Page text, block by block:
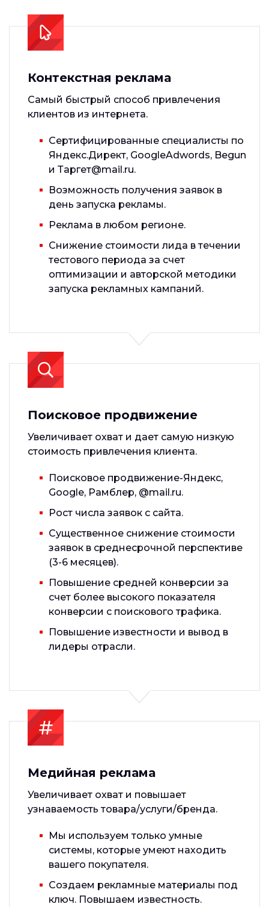
Контекстная реклама
Самый быстрый способ привлечения
клиентов из интернета.
Сертифицированные специалисты по
Яндекс.Директ, GoogleAdwords, Begun
и Таргет@mail.ru.
Возможность получения заявок в
день запуска рекламы.
Реклама в любом регионе.
Снижение стоимости лида в течении
тестового периода за счет
оптимизации и авторской методики
запуска рекламных кампаний.
Поисковое продвижение
Увеличивает охват и дает самую низкую
стоимость привлечения клиента.
Поисковое продвижение-Яндекс,
Google, Рамблер, @mail.ru.
Рост числа заявок с сайта.
Существенное снижение стоимости
заявок в среднесрочной перспективе
(3-6 месяцев).
Повышение средней конверсии за
счет более высокого показателя
конверсии с поискового трафика.
Повышение известности и вывод в
лидеры отрасли.
Медийная реклама
Увеличивает охват и повышает
узнаваемость товара/услуги/бренда.
Мы используем только умные
системы, которые умеют находить
вашего покупателя.
Создаем рекламные материалы под
ключ. Повышаем известность.